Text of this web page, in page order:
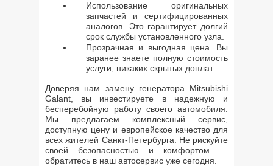
Использование оригинальных
запчастей и сертифицированных
аналогов. Это гарантирует долгий
срок службы установленного узла.
Прозрачная и выгодная цена. Вы
заранее знаете полную стоимость
услуги, никаких скрытых доплат.
Доверяя нам замену генератора Mitsubishi
Galant, вы инвестируете в надежную и
бесперебойную работу своего автомобиля.
Мы предлагаем комплексный сервис,
доступную цену и европейское качество для
всех жителей Санкт-Петербурга. Не рискуйте
своей безопасностью и комфортом —
обратитесь в наш автосервис уже сегодня.